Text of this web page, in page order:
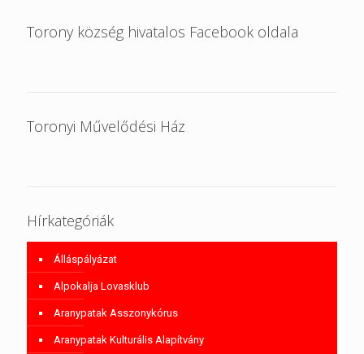
Torony község hivatalos Facebook oldala
Toronyi Művelődési Ház
Hírkategóriák
Álláspályázat
Alpokalja Lovasklub
Aranypatak Asszonykórus
Aranypatak Kulturális Alapítvány